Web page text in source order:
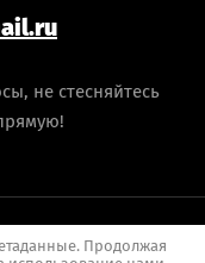
не стесняйтесь
Продолжая